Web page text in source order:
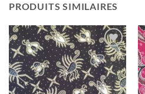
PRODUITS SIMILAIRES
Ajouter
à la liste
de
souhaits